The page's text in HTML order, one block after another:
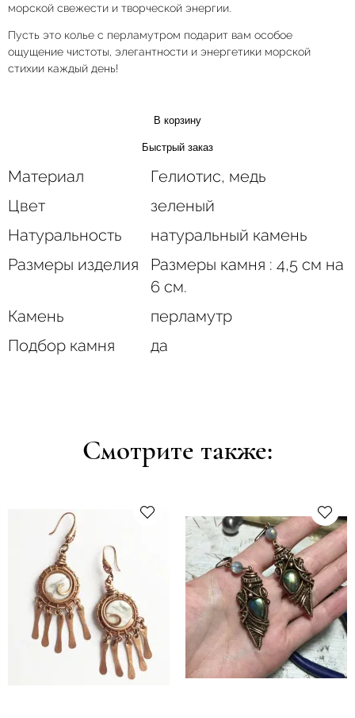
морской свежести и творческой энергии.
Пусть это колье с перламутром подарит вам особое
ощущение чистоты, элегантности и энергетики морской
стихии каждый день!
В корзину
Быстрый заказ
Материал
Гелиотис, медь
Цвет
зеленый
Натуральность
натуральный камень
Размеры изделия
Размеры камня : 4,5 см на
6 см.
Камень
перламутр
Подбор камня
да
Смотрите также: